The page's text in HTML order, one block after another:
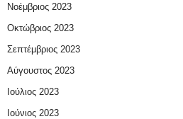
Νοέμβριος 2023
Οκτώβριος 2023
Σεπτέμβριος 2023
Αύγουστος 2023
Ιούλιος 2023
Ιούνιος 2023